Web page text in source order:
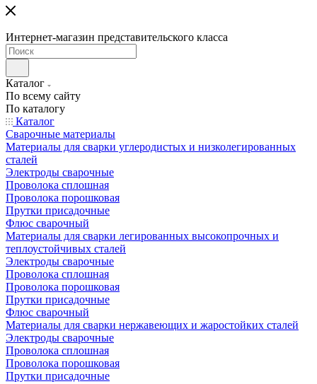
Интернет-магазин представительского класса
Каталог
По всему сайту
По каталогу
Каталог
Сварочные материалы
Материалы для сварки углеродистых и низколегированных
сталей
Электроды сварочные
Проволока сплошная
Проволока порошковая
Прутки присадочные
Флюс сварочный
Материалы для сварки легированных высокопрочных и
теплоустойчивых сталей
Электроды сварочные
Проволока сплошная
Проволока порошковая
Прутки присадочные
Флюс сварочный
Материалы для сварки нержавеющих и жаростойких сталей
Электроды сварочные
Проволока сплошная
Проволока порошковая
Прутки присадочные